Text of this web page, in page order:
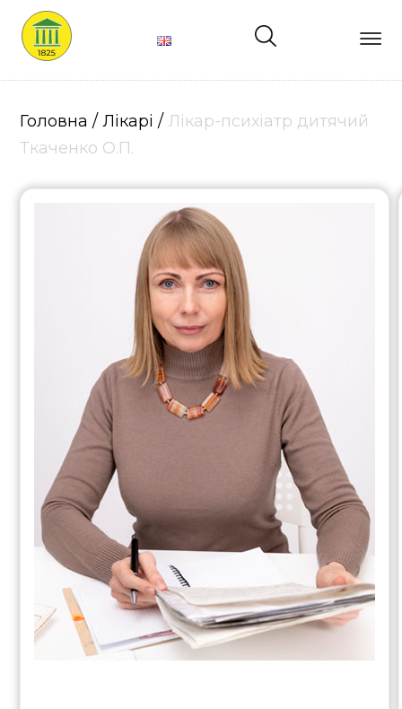
Головна
нас
Лікарі
Контакти
Новини
Головна /Лікарі / Лікар-психіатр дитячий
Ткаченко О.П.